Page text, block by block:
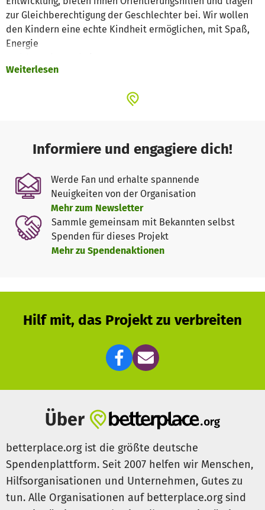
zur Gleichberechtigung der Geschlechter bei. Wir wollen
den Kindern eine echte Kindheit ermöglichen, mit Spaß,
Energie
neben projektbezogenen Spenden vor allem auf
einsetzen, an denen ein dringender finanzieller Bedarf
besteht. So z.B. für kurzfristige und dringende Maßnahmen
in unseren Projekten, aber auch für die überaus wichtige
Projektbegleitung sowie für Fundraisingmaßnahmen und
Administration, ohne die es unmöglich wäre, ein Projekt
erfolgreich umzusetzen.
Weiterlesen
Informiere und engagiere dich!
Werde Fan und erhalte spannende
Neuigkeiten von der Organisation
Mehr zum Newsletter
Sammle gemeinsam mit Bekannten selbst
Spenden für dieses Projekt
Mehr zu Spendenaktionen
Hilf mit, das Projekt zu verbreiten
Über
betterplace.org ist die größte deutsche
Spendenplattform. Seit 2007 helfen wir Menschen,
Hilfsorganisationen und Unternehmen, Gutes zu
tun. Alle Organisationen auf betterplace.org sind